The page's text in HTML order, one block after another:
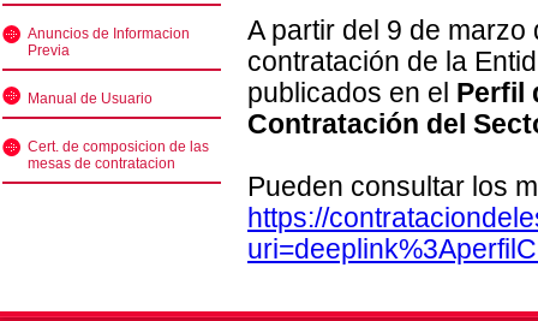
Anuncios de Informacion
Previa
Manual de Usuario
Cert. de composicion de las
mesas de contratacion
A partir del 9 de
contratación de la
publicados en el Perfil
Contratación del
Pueden consultar los
https://